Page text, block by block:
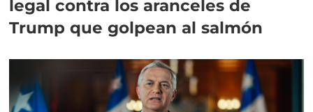
legal contra los aranceles de
Trump que golpean al salmón